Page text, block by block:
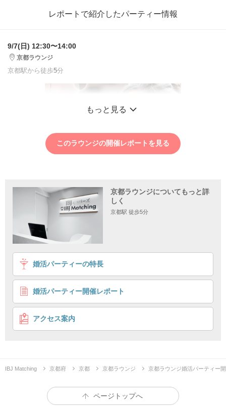
レポートで紹介したパーティー情報
9/7(日) 12:30〜14:00
京都ラウンジ
京都駅から徒歩5分
1 2 3 4
【1年以内に婚活卒業！】
刺激的な恋より落ち着いた恋愛が理想
個室8対8 連絡先交換自由
企画詳細
『 1年以内に婚活を卒業したい方 』
もっと見る
このラウンジの開催レポートを見る
京都ラウンジについてもっと詳
しく
京都駅 徒歩5分
婚活パーティーの特長
婚活パーティー開催レポート
アクセス案内
IBJ Matching 京都府 京都 京都ラウンジ 京都ラウンジ婚活パーティー
ページトップへ